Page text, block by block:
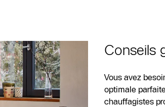
Conseils
Vous avez
optimale
chauffagistes
partenaires
spécialisés
chauffagiste